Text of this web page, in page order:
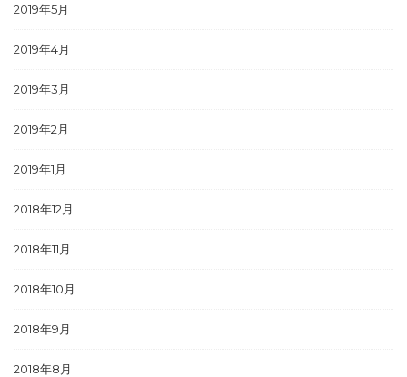
2019年5月
2019年4月
2019年3月
2019年2月
2019年1月
2018年12月
2018年11月
2018年10月
2018年9月
2018年8月